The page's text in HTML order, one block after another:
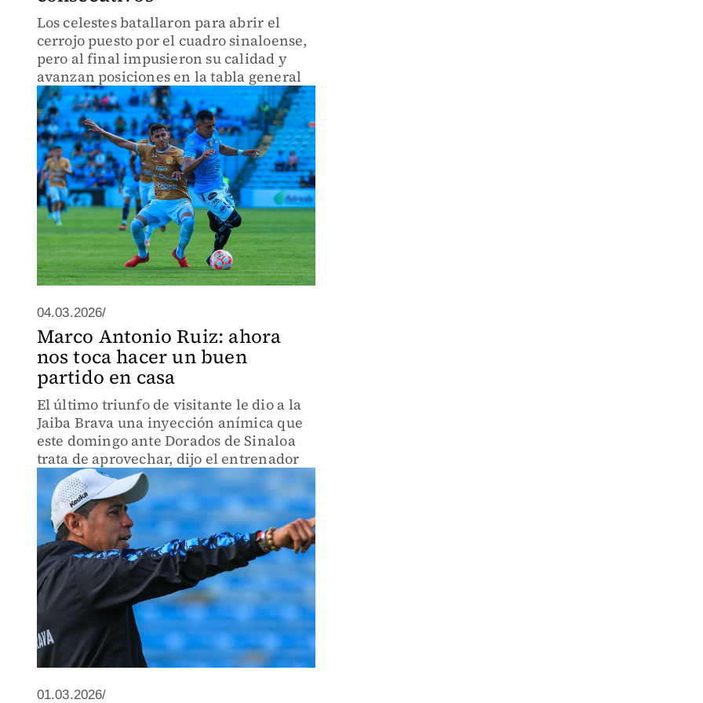
Los celestes batallaron para abrir el
cerrojo puesto por el cuadro sinaloense,
pero al final impusieron su calidad y
avanzan posiciones en la tabla general
04.03.2026/
Marco Antonio Ruiz: ahora
nos toca hacer un buen
partido en casa
El último triunfo de visitante le dio a la
Jaiba Brava una inyección anímica que
este domingo ante Dorados de Sinaloa
trata de aprovechar, dijo el entrenador
01.03.2026/